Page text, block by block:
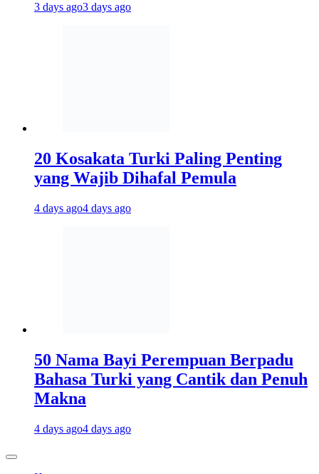
3 days ago3 days ago
20 Kosakata Turki Paling Penting
yang Wajib Dihafal Pemula
4 days ago4 days ago
50 Nama Bayi Perempuan Berpadu
Bahasa Turki yang Cantik dan Penuh
Makna
4 days ago4 days ago